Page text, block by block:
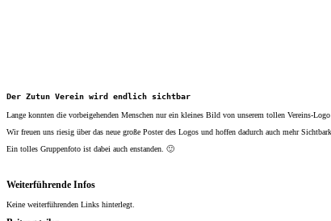
Der Zutun Verein wird endlich sichtbar
Lange konnten die vorbeigehenden Menschen nur ein kleines Bild von unserem tollen Vereins-
Wir freuen uns riesig über das neue große Poster des Logos und hoffen dadurch auch mehr
Ein tolles Gruppenfoto ist dabei auch enstanden. 🙂
Weiterführende Infos
Keine weiterführenden Links hinterlegt.